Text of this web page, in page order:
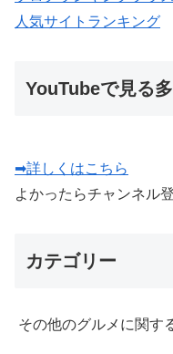
人気サイトランキング
YouTubeで見る多
➡詳しくはこちら
よかったらチャンネル
カテゴリー
その他のグルメに関す